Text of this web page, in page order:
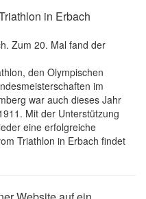
in Erbach
Zum 20. Mal fand der
den Olympischen
im
war auch dieses Jahr
Mit der Unterstützung
eine erfolgreiche
Triathlon in Erbach findet